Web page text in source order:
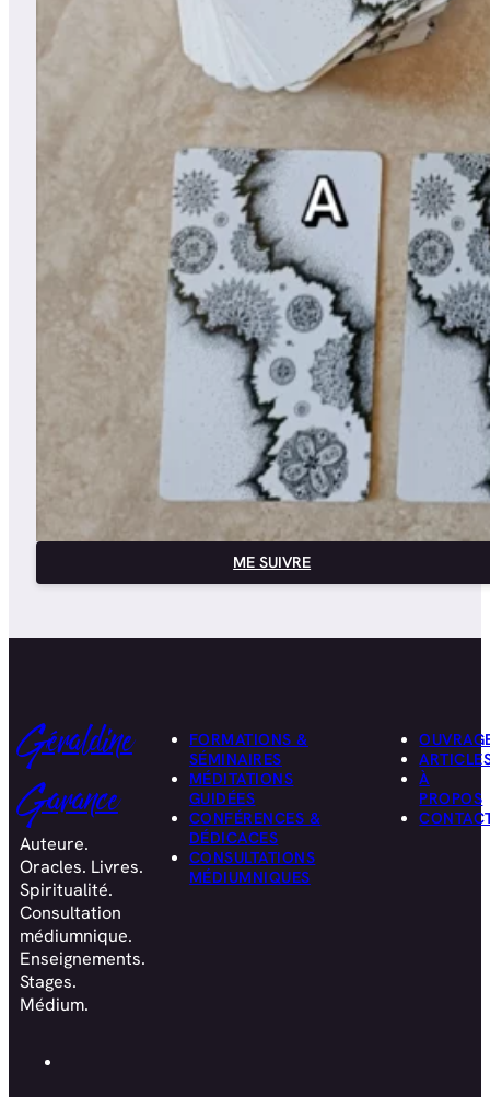
ME SUIVRE
Géraldine
Garance
Auteure.
Oracles. Livres.
Spiritualité.
Consultation
médiumnique.
Enseignements.
Stages.
Médium.
FORMATIONS &
SÉMINAIRES
MÉDITATIONS
GUIDÉES
CONFÉRENCES &
DÉDICACES
CONSULTATIONS
MÉDIUMNIQUES
À
PROPOS